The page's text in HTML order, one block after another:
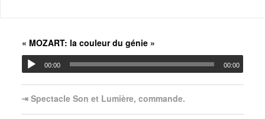
« MOZART: la couleur du génie »
00:00 00:00
⇥ Spectacle Son et Lumière, commande.